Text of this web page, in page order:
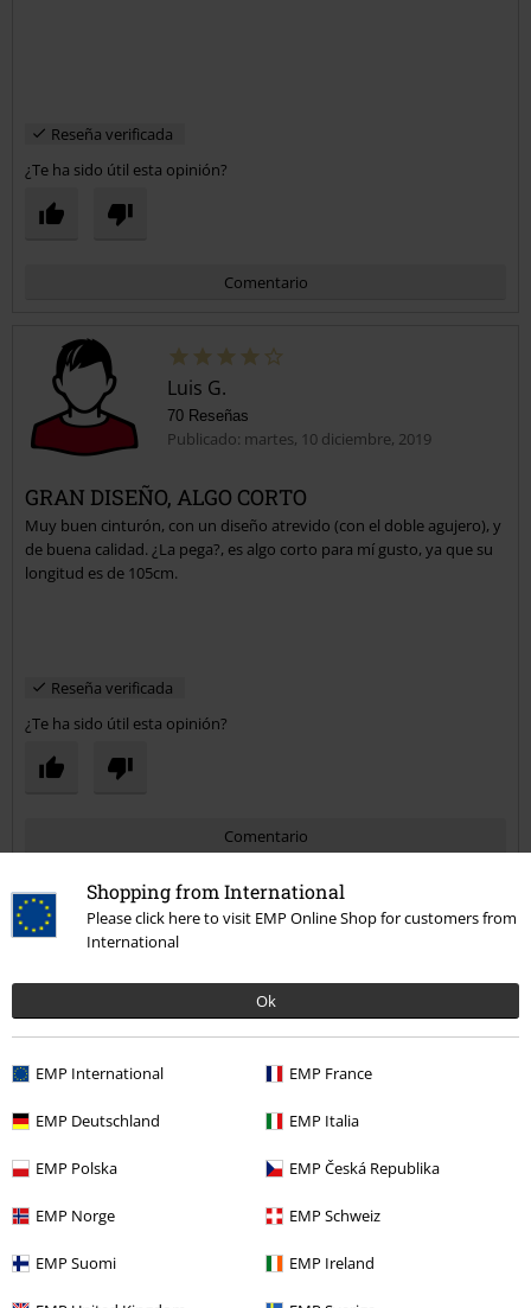
Shopping from International
Please click here to visit EMP Online Shop for customers from
International
Ok
EMP International EMP France
EMP Deutschland EMP Italia
EMP Polska EMP Česká Republika
EMP Norge EMP Schweiz
EMP Suomi EMP Ireland
Reseña verificada
¿Te ha sido útil esta opinión?
Comentario
Enviar comentario
Luis G.
70 Reseñas
Publicado: martes, 10 diciembre, 2019
GRAN DISEÑO, ALGO CORTO
Muy buen cinturón, con un diseño atrevido (con el doble agujero), y
de buena calidad. ¿La pega?, es algo corto para mí gusto, ya que su
longitud es de 105cm.
Reseña verificada
¿Te ha sido útil esta opinión?
Comentario
Enviar comentario
1 Comentarios
Alicia M.
Publicado: lunes, 3 agosto, 2026 1:26:23 PM
3 Reseñas
Relación calidad precio inmejorable, muy contento con la compra y
con el servicio.